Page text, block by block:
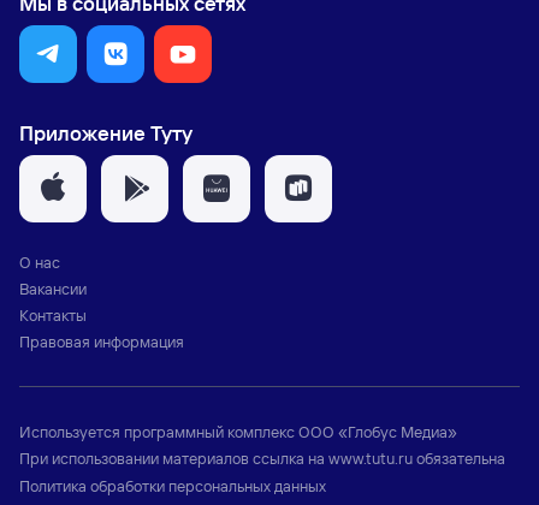
Приложение Туту
О нас
Вакансии
Контакты
Правовая информация
Используется программный комплексООО «Глобус Медиа»
При использовании материалов ссылка на www.tutu.ruобязательна
Политика обработки персональных данных